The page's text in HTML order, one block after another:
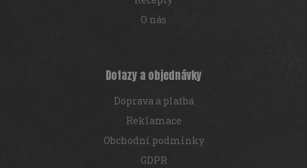
O nás
Dotazy a objednávky
Doprava a platba
Reklamace
Obchodní podmínky
GDPR